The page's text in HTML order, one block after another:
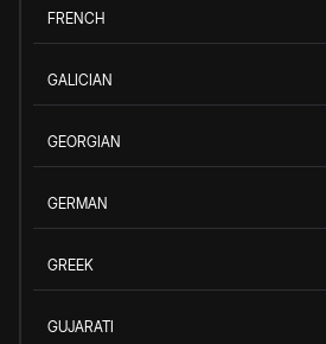
FRENCH
GALICIAN
GEORGIAN
GERMAN
GREEK
GUJARATI